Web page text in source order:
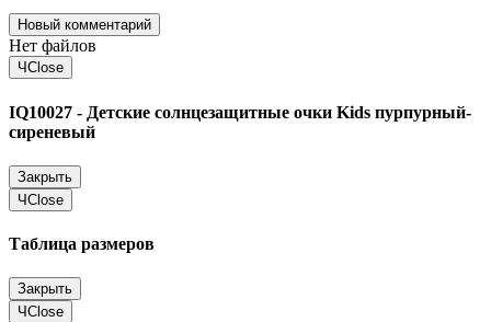
Новый комментарий
Нет файлов
ЧClose
IQ10027 - Детские солнцезащитные очки Kids пурпурный-
сиреневый
Закрыть
ЧClose
Таблица размеров
Закрыть
ЧClose